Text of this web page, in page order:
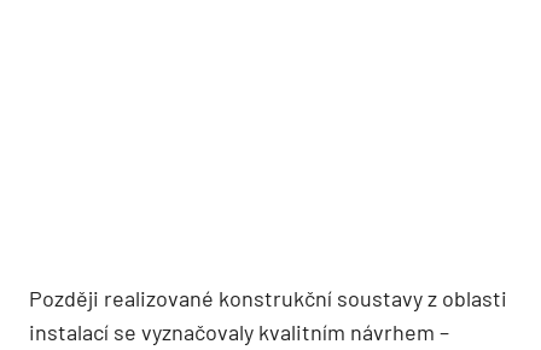
Později realizované konstrukční soustavy z oblasti
instalací se vyznačovaly kvalitním návrhem –